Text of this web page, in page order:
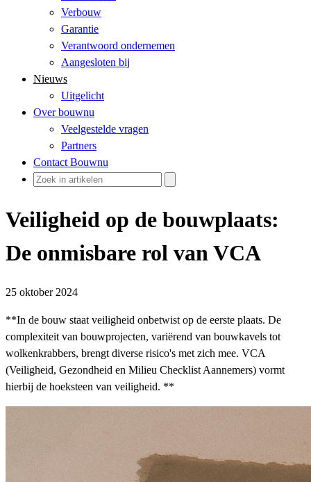
Verbouw
Garantie
Verantwoord ondernemen
Aangesloten bij
Nieuws
Uitgelicht
Over bouwnu
Veelgestelde vragen
Partners
Contact Bouwnu
Veiligheid op de bouwplaats:
De onmisbare rol van VCA
25 oktober 2024
**In de bouw staat veiligheid onbetwist op de eerste plaats. De
complexiteit van bouwprojecten, variërend van bouwkavels tot
wolkenkrabbers, brengt diverse risico's met zich mee. VCA
(Veiligheid, Gezondheid en Milieu Checklist Aannemers) vormt
hierbij de hoeksteen van veiligheid. **